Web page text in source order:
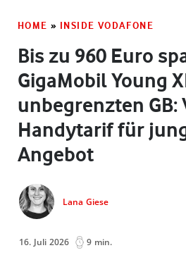
HOME » INSIDE VODAFONE
Bis zu 960 Euro
GigaMobil Young
unbegrenzten GB:
Handytarif für
Angebot
Lana Giese
16. Juli 2026 9 min.